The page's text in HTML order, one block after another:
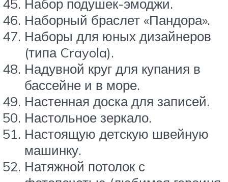
Набор подушек-эмоджи.
Наборный браслет «Пандора».
Наборы для юных дизайнеров
(типа Crayola).
Надувной круг для купания в
бассейне и в море.
Настенная доска для записей.
Настольное зеркало.
Настоящую детскую швейную
машинку.
Натяжной потолок с